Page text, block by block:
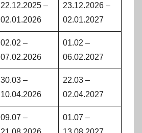
22.12.2025 –
02.01.2026
23.12.2026 –
02.01.2027
02.02 –
07.02.2026
01.02 –
06.02.2027
30.03 –
10.04.2026
22.03 –
02.04.2027
09.07 –
01.07 –